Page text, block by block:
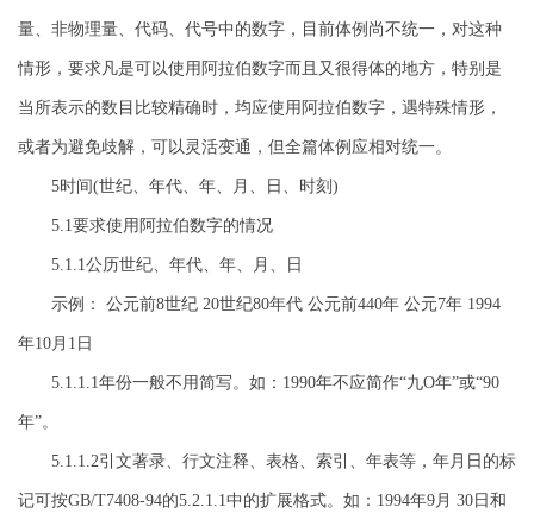
量、非物理量、代码、代号中的数字，目前体例尚不统一，对这种
情形，要求凡是可以使用阿拉伯数字而且又很得体的地方，特别是
当所表示的数目比较精确时，均应使用阿拉伯数字，遇特殊情形，
或者为避免歧解，可以灵活变通，但全篇体例应相对统一。
5时间(世纪、年代、年、月、日、时刻)
5.1要求使用阿拉伯数字的情况
5.1.1公历世纪、年代、年、月、日
示例： 公元前8世纪 20世纪80年代 公元前440年 公元7年 1994
年10月1日
5.1.1.1年份一般不用简写。如：1990年不应简作“九O年”或“90
年”。
5.1.1.2引文著录、行文注释、表格、索引、年表等，年月日的标
记可按GB/T7408-94的5.2.1.1中的扩展格式。如：1994年9月 30日和